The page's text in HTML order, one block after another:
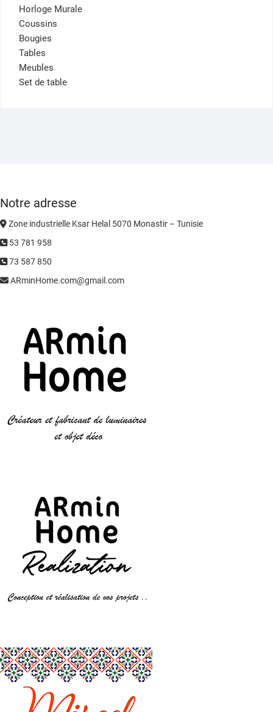
Horloge Murale
Coussins
Bougies
Tables
Meubles
Set de table
Notre adresse
Zone industrielle Ksar Helal 5070 Monastir – Tunisie
53 781 958
73 587 850
ARminHome.com@gmail.com